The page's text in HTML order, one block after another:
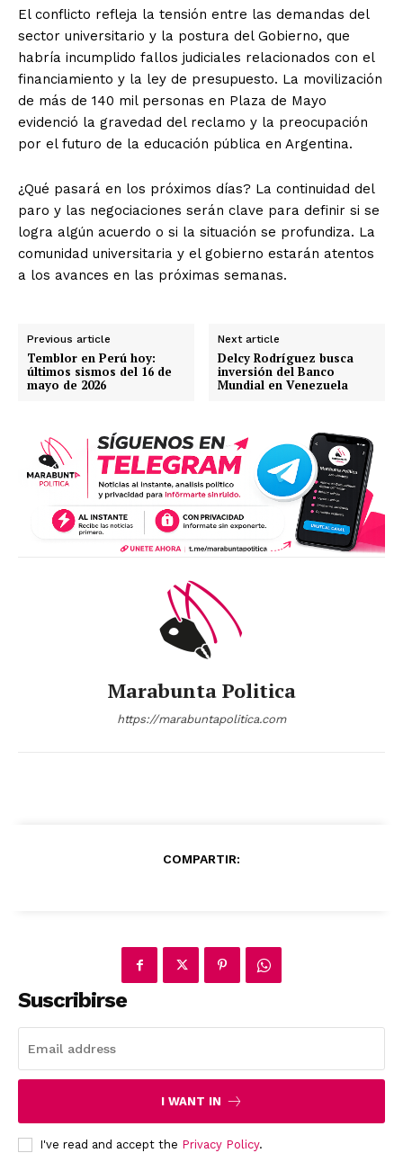
News Week
El conflicto refleja la tensión entre las demandas del
sector universitario y la postura del Gobierno, que
habría incumplido fallos judiciales relacionados con el
financiamiento y la ley de presupuesto. La movilización
de más de 140 mil personas en Plaza de Mayo
evidenció la gravedad del reclamo y la preocupación
por el futuro de la educación pública en Argentina.
¿Qué pasará en los próximos días? La continuidad del
paro y las negociaciones serán clave para definir si se
logra algún acuerdo o si la situación se profundiza. La
comunidad universitaria y el gobierno estarán atentos
a los avances en las próximas semanas.
Previous article
Temblor en Perú hoy:
últimos sismos del 16 de
mayo de 2026
Next article
Delcy Rodríguez busca
inversión del Banco
Mundial en Venezuela
Marabunta Politica
https://marabuntapolitica.com
COMPARTIR:
Suscribirse
I WANT IN
I've read and accept the Privacy Policy.